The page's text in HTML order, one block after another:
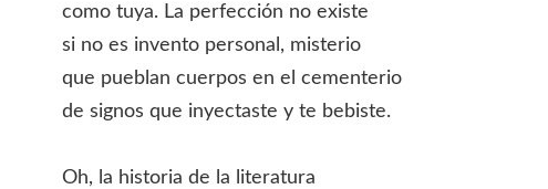
como tuya. La perfección no existe
si no es invento personal, misterio
que pueblan cuerpos en el cementerio
de signos que inyectaste y te bebiste.
Oh, la historia de la literatura